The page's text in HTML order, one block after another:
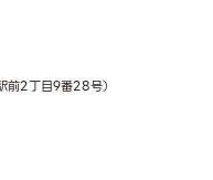
前2丁目9番28号）